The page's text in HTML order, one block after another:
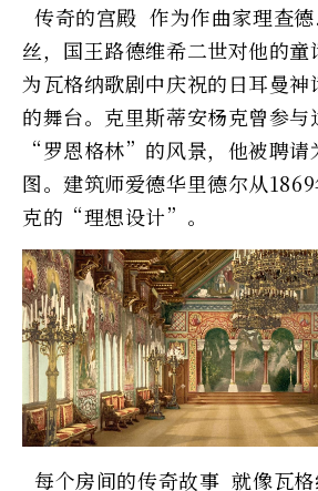
传奇的宫殿 作为作曲家理查
丝，国王路德维希二世对他的童
为瓦格纳歌剧中庆祝的日耳曼神
的舞台。克里斯蒂安杨克曾参与
“罗恩格林”的风景，他被聘请
图。建筑师爱德华里德尔从
克的“理想设计”。
每个房间的传奇故事 就像瓦